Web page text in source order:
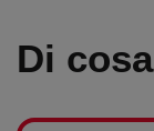
Di